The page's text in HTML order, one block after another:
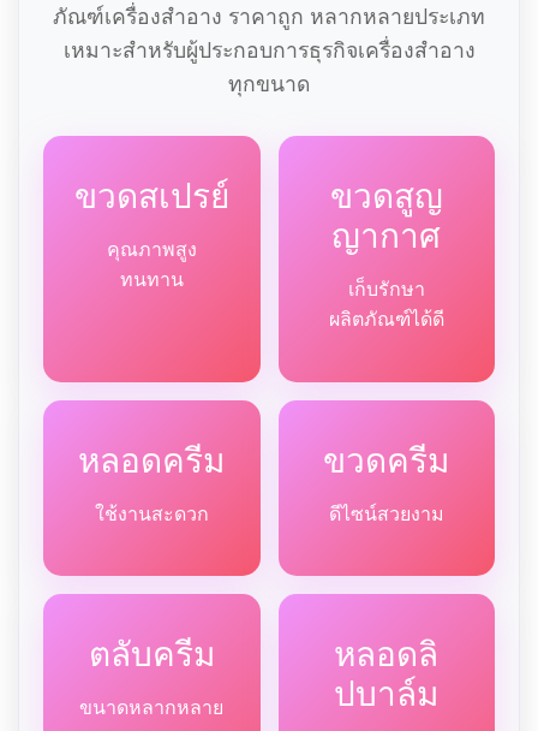
ภัณฑ์เครื่องสำอาง ราคาถูก หลากหลายประเภท
เหมาะสำหรับผู้ประกอบการธุรกิจเครื่องสำอาง
ทุกขนาด
ขวดสเปรย์
คุณภาพสูง
ทนทาน
ขวดสูญ
ญากาศ
เก็บรักษา
ผลิตภัณฑ์ได้ดี
หลอดครีม
ใช้งานสะดวก
ขวดครีม
ดีไซน์สวยงาม
ตลับครีม
ขนาดหลากหลาย
หลอดลิ
ปบาล์ม